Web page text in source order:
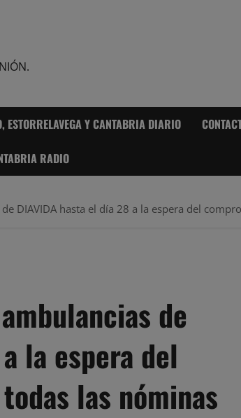
Y CANTABRIA DIARIO
RADIO
DIAVIDA hasta el día 28 a la espera del
de
la espera del
las nóminas